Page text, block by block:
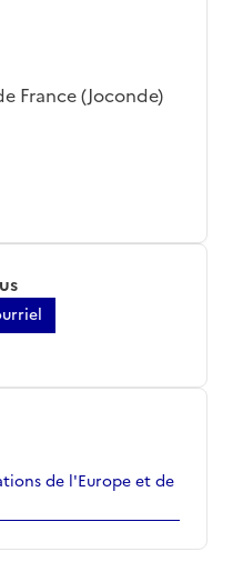
France (Joconde)
de l'Europe et de